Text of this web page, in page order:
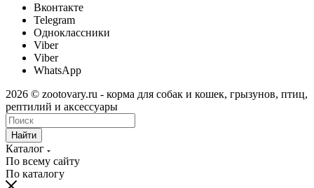
Вконтакте
Telegram
Одноклассники
Viber
Viber
WhatsApp
2026 © zootovary.ru - корма для собак и кошек, грызунов, птиц,
рептилий и аксессуары
Найти
Каталог
По всему сайту
По каталогу